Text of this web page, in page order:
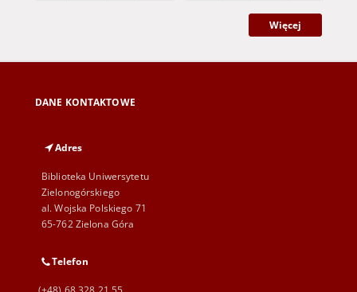
Więcej
DANE KONTAKTOWE
Adres
Biblioteka Uniwersytetu
Zielonogórskiego
al. Wojska Polskiego 71
65-762 Zielona Góra
Telefon